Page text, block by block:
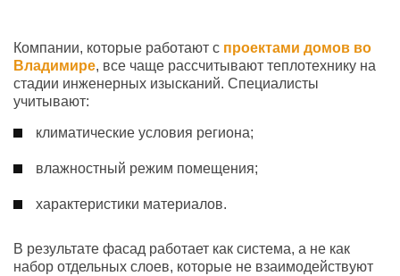
Компании, которые работают с проектами домов во
Владимире, все чаще рассчитывают теплотехнику на
стадии инженерных изысканий. Специалисты
учитывают:
климатические условия региона;
влажностный режим помещения;
характеристики материалов.
В результате фасад работает как система, а не как
набор отдельных слоев, которые не взаимодействуют